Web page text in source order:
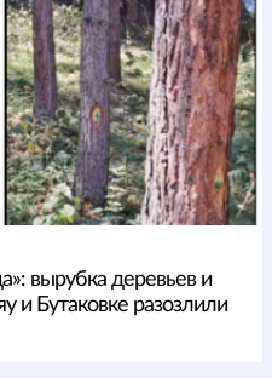
вырубка деревьев и
и Бутаковке разозлили